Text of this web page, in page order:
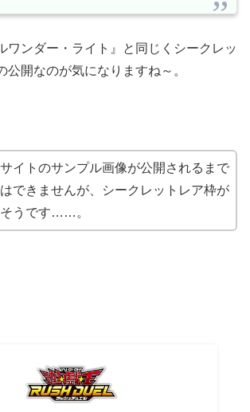
ワンダー・ライト』と同じくシークレッ
公開なのが気になりますね～。
イトのサンプル画像が公開されるまで
できませんが、シークレットレア枠が
うです……。